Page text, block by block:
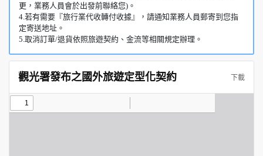
更，業務人員會於出發前聯絡您)。
4.若有需要『旅行業代收轉付收據』，請通知業務人員郵寄到您指
定寄送地址。
5.取消訂單/退貨依照旅遊契約、金流等相關規定辦理。
觀光署發布之國外旅遊定型化契約 下載